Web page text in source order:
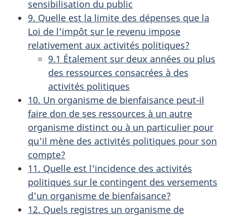
sensibilisation du public
9. Quelle est la limite des dépenses que la
Loi de l'impôt sur le revenu impose
relativement aux activités politiques?
9.1 Étalement sur deux années ou plus
des ressources consacrées à des
activités politiques
10. Un organisme de bienfaisance peut-il
faire don de ses ressources à un autre
organisme distinct ou à un particulier pour
qu'il mène des activités politiques pour son
compte?
11. Quelle est l'incidence des activités
politiques sur le contingent des versements
d'un organisme de bienfaisance?
12. Quels registres un organisme de